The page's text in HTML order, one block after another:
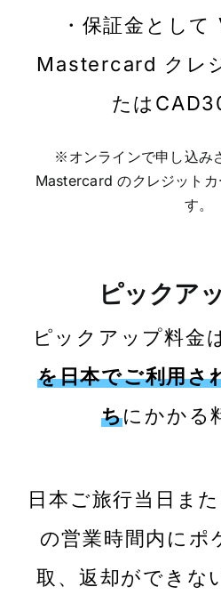
・保証金とし
Mastercard クレ
たは
※オンラインで申し込み
Mastercard のクレジットカ
す。
ピックア
ピックアップ料金
を日本でご利用さ
ちにかかる
日本ご旅行当日ま
の営業時間内に
取、返却ができな